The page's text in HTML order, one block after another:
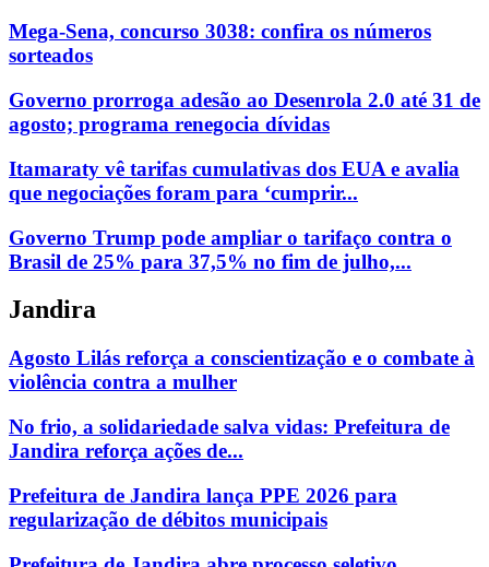
Mega-Sena, concurso 3038: confira os números
sorteados
Governo prorroga adesão ao Desenrola 2.0 até 31 de
agosto; programa renegocia dívidas
Itamaraty vê tarifas cumulativas dos EUA e avalia
que negociações foram para ‘cumprir...
Governo Trump pode ampliar o tarifaço contra o
Brasil de 25% para 37,5% no fim de julho,...
Jandira
Agosto Lilás reforça a conscientização e o combate à
violência contra a mulher
No frio, a solidariedade salva vidas: Prefeitura de
Jandira reforça ações de...
Prefeitura de Jandira lança PPE 2026 para
regularização de débitos municipais